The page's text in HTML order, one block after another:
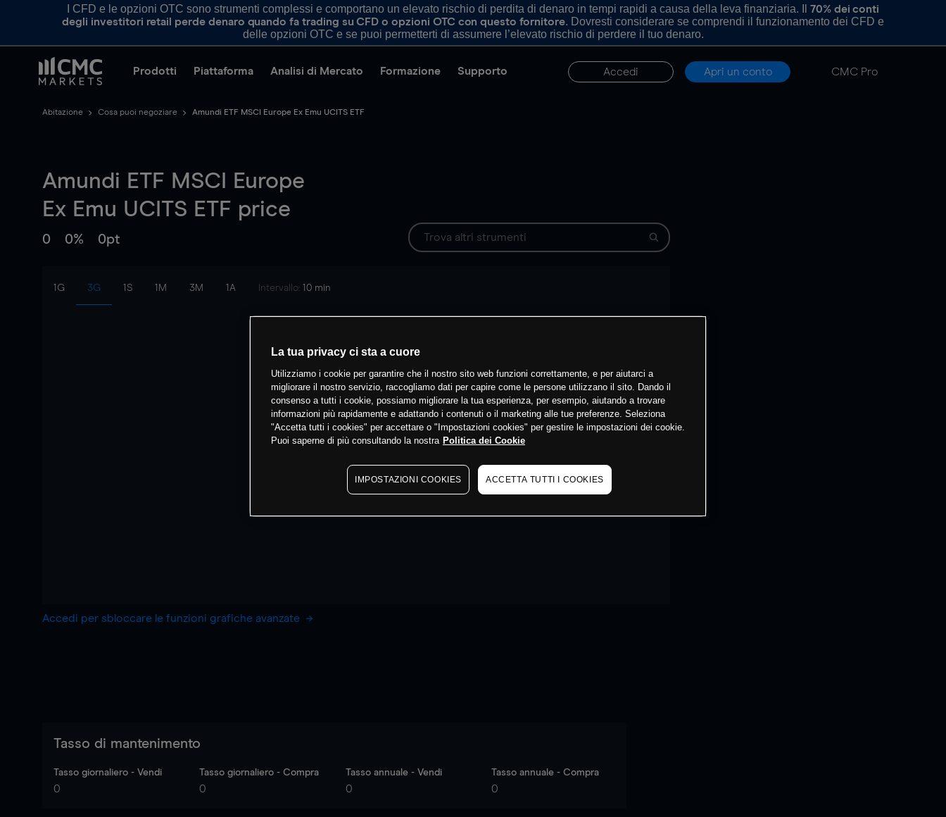
I CFD e le opzioni OTC sono strumenti complessi e comportano un elevato rischio di perdita di denaro in tempi rapidi a causa della leva finanziaria. Il 70% dei conti
degli investitori retail perde denaro quando fa trading su CFD o opzioni OTC con questo fornitore. Dovresti considerare se comprendi il funzionamento dei CFD e
delle opzioni OTC e se puoi permetterti di assumere l’elevato rischio di perdere il tuo denaro.
Prodotti Piattaforma Analisi di Mercato Formazione Supporto Accedi Apri un conto CMC Pro
Abitazione Cosa puoi negoziare Amundi ETF MSCI Europe Ex Emu UCITS ETF
Amundi ETF MSCI Europe
Ex Emu UCITS ETF price
0 0% 0pt
1G 3G 1S 1M 3M 1A Intervallo: 10 min
Accedi per sbloccare le funzioni grafiche avanzate
Tasso di mantenimento
Tasso giornaliero - Vendi
0
Tasso giornaliero - Compra
0
Tasso annuale - Vendi
0
Tasso annuale - Compra
0
La tua privacy ci sta a cuore
Utilizziamo i cookie per garantire che il nostro sito web funzioni correttamente, e per aiutarci a
migliorare il nostro servizio, raccogliamo dati per capire come le persone utilizzano il sito. Dando il
consenso a tutti i cookie, possiamo migliorare la tua esperienza, per esempio, aiutando a trovare
informazioni più rapidamente e adattando i contenuti o il marketing alle tue preferenze. Seleziona
"Accetta tutti i cookies" per accettare o "Impostazioni cookies" per gestire le impostazioni dei cookie.
Puoi saperne di più consultando la nostra Politica dei Cookie
IMPOSTAZIONI COOKIES ACCETTA TUTTI I COOKIES